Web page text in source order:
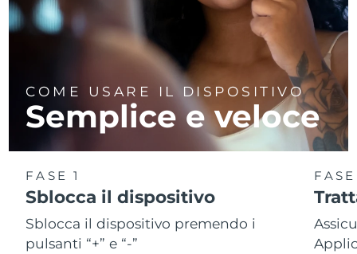
COME USARE IL DISPOSITIVO
Semplice e veloce
FASE 1
Sblocca il dispositivo
Sblocca il dispositivo premendo i
pulsanti “+” e “-”